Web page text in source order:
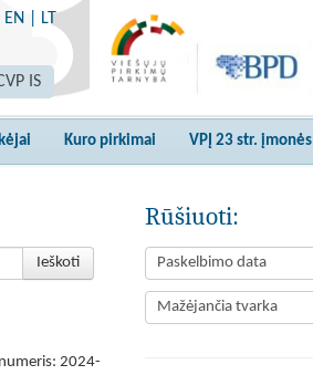
EN LT
IS
Kuro pirkimai VPĮ 23 str. įmonės
Ieškoti
2024-
Rūšiuoti: